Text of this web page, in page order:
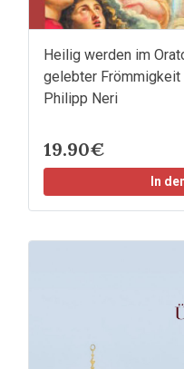
Heilig werden im
gelebter
Philipp Neri
19.90€
In